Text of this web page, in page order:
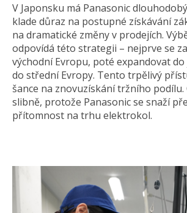
V Japonsku má Panasonic
klade důraz na postupné získávání
na dramatické změny v prodejích.
odpovídá této strategii – nejprve se
východní Evropu, poté expandovat
do střední Evropy. Tento trpělivý
šance na znovuzískání tržního podílu.
slibně, protože Panasonic se snaží
přítomnost na trhu elektrokol.